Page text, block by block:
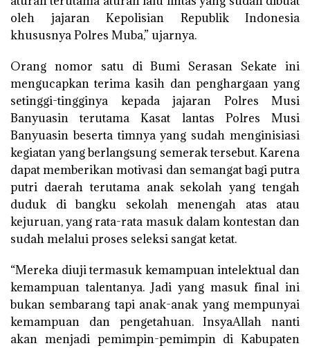
oleh jajaran Kepolisian Republik Indonesia
khususnya Polres Muba,” ujarnya.
Orang nomor satu di Bumi Serasan Sekate ini
mengucapkan terima kasih dan penghargaan yang
setinggi-tingginya kepada jajaran Polres Musi
Banyuasin terutama Kasat lantas Polres Musi
Banyuasin beserta timnya yang sudah menginisiasi
kegiatan yang berlangsung semerak tersebut. Karena
dapat memberikan motivasi dan semangat bagi putra
putri daerah terutama anak sekolah yang tengah
duduk di bangku sekolah menengah atas atau
kejuruan, yang rata-rata masuk dalam kontestan dan
sudah melalui proses seleksi sangat ketat.
“Mereka diuji termasuk kemampuan intelektual dan
kemampuan talentanya. Jadi yang masuk final ini
bukan sembarang tapi anak-anak yang mempunyai
kemampuan dan pengetahuan. InsyaAllah nanti
akan menjadi pemimpin-pemimpin di Kabupaten